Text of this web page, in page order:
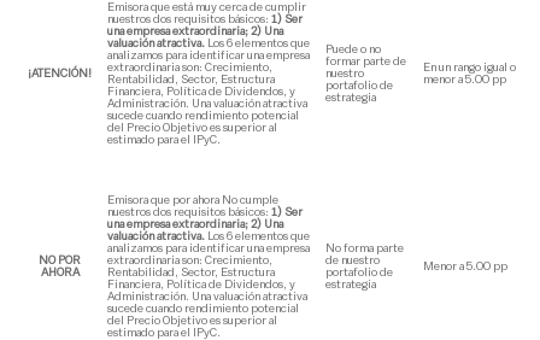
¡ATENCIÓN!
Emisora que está muy cerca de cumplir
nuestros dos requisitos básicos: 1) Ser
una empresa extraordinaria; 2) Una
valuación atractiva. Los 6 elementos que
analizamos para identificar una empresa
extraordinaria son: Crecimiento,
Rentabilidad, Sector, Estructura
Financiera, Política de Dividendos, y
Administración. Una valuación atractiva
sucede cuando rendimiento potencial
del Precio Objetivo es superior al
estimado para el IPyC.
Puede o no
formar parte de
nuestro
portafolio de
estrategia
En un rango igual o
menor a 5.00 pp
NO POR
AHORA
Emisora que por ahora No cumple
nuestros dos requisitos básicos: 1) Ser
una empresa extraordinaria; 2) Una
valuación atractiva. Los 6 elementos que
analizamos para identificar una empresa
extraordinaria son: Crecimiento,
Rentabilidad, Sector, Estructura
Financiera, Política de Dividendos, y
Administración. Una valuación atractiva
sucede cuando rendimiento potencial
del Precio Objetivo es superior al
estimado para el IPyC.
No forma parte
de nuestro
portafolio de
estrategia
Menor a 5.00 pp